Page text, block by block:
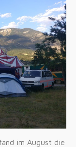
im August die